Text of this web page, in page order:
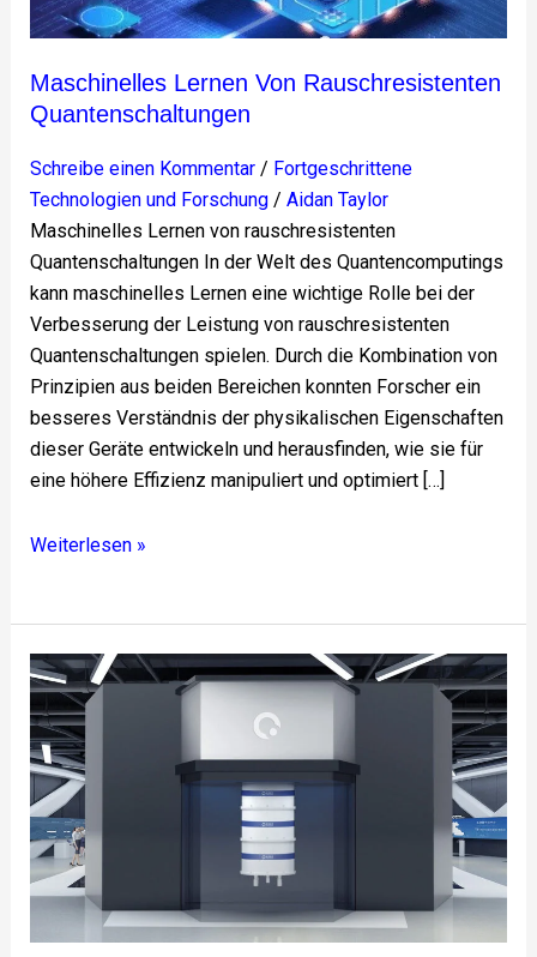
Maschinelles Lernen Von Rauschresistenten
Quantenschaltungen
Schreibe einen Kommentar / Fortgeschrittene
Technologien und Forschung/ Aidan Taylor
Maschinelles Lernen von rauschresistenten
Quantenschaltungen In der Welt des Quantencomputings
kann maschinelles Lernen eine wichtige Rolle bei der
Verbesserung der Leistung von rauschresistenten
Quantenschaltungen spielen. Durch die Kombination von
Prinzipien aus beiden Bereichen konnten Forscher ein
besseres Verständnis der physikalischen Eigenschaften
dieser Geräte entwickeln und herausfinden, wie sie für
eine höhere Effizienz manipuliert und optimiert […]
Weiterlesen »
Quantencomputer
&
Quantencomputing-
Technologie